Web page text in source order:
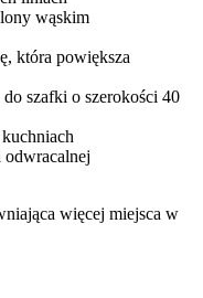
wąskim
która powiększa
szafki o szerokości 40
więcej miejsca w